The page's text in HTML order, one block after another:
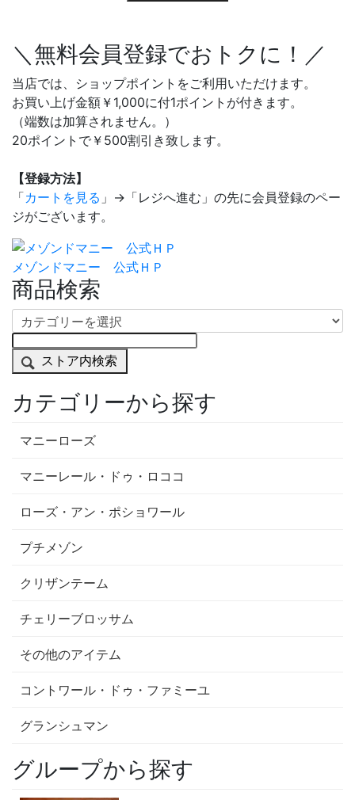
＼無料会員登録でおトクに！／
当店では、ショップポイントをご利用いただけます。
お買い上げ金額￥1,000に付1ポイントが付きます。
（端数は加算されません。）
20ポイントで￥500割引き致します。
【登録方法】
「カートを見る 」→「レジへ進む」の先に会員登録のペー
ジがございます。
メゾンドマニー 公式ＨＰ
商品検索
ストア内検索
カテゴリーから探す
マニーローズ
マニーレール・ドゥ・ロココ
ローズ・アン・ポショワール
プチメゾン
クリザンテーム
チェリーブロッサム
その他のアイテム
コントワール・ドゥ・ファミーユ
グランシュマン
グループから探す